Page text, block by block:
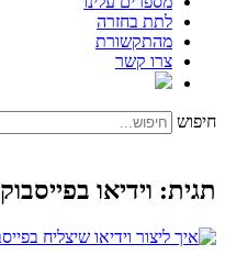
לתת בחזרה
מהתקשורת
צרו קשר
חיפוש
תגית: וידיאו בפייסבוק